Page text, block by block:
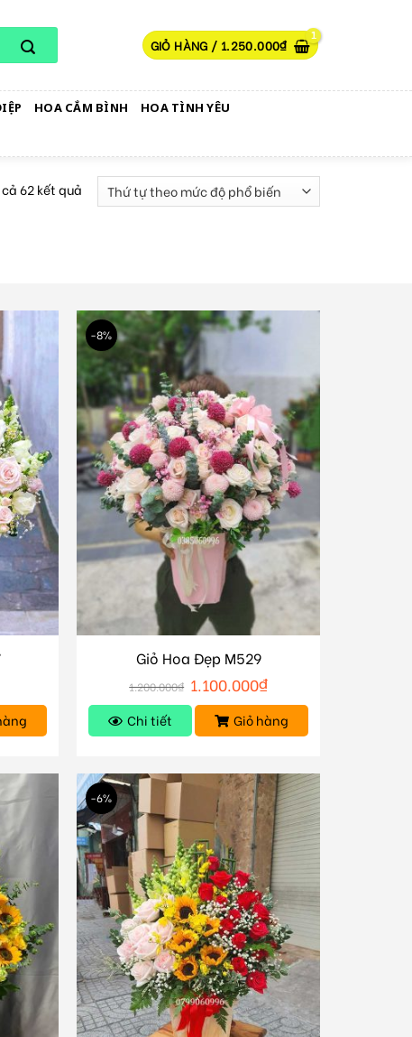
GIỎ HÀNG / 1.250.000₫
HOA CẮM BÌNH
HOA TÌNH YÊU
62 kết quả
-8%
Giỏ Hoa Đẹp M529
1.200.000₫ 1.100.000₫
Chi tiết Giỏ hàng
-6%